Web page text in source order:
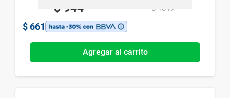
$ 944 $ 1349
$ 661
Agregar al carrito